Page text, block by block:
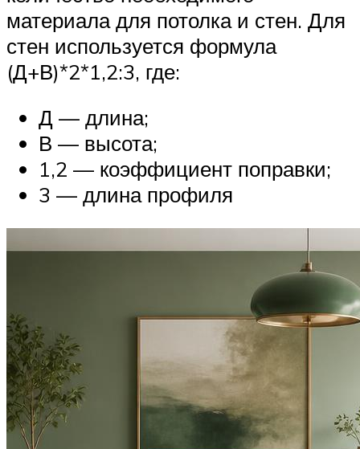
материала для потолка и стен. Для
стен используется формула
(Д+В)*2*1,2:3, где:
Д — длина;
В — высота;
1,2 — коэффициент поправки;
3 — длина профиля